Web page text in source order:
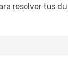
resolver tus